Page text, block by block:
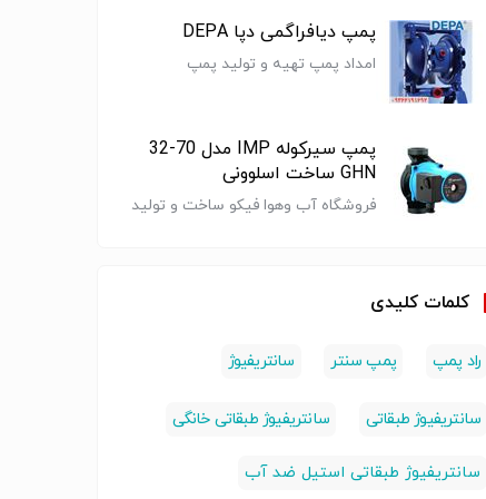
منبع 100لیتری
تا150 لیتری منبع
تا150 لیتری منبع
پمپ
ساخت ایتالیا مدل
پمپ دیافراگمی دپا DEPA
امداد پمپ تهیه و تولید پمپ
پمپ سیرکوله IMP مدل 70-32
GHN ساخت اسلوونی
فروشگاه آب وهوا فیکو ساخت و تولید
کلمات کلیدی
راد پمپ پمپ سنتر سانتریفیوژ
سانتریفیوژ طبقاتی سانتریفیوژ طبقاتی خانگی
سانتریفیوژ طبقاتی استیل ضد آب